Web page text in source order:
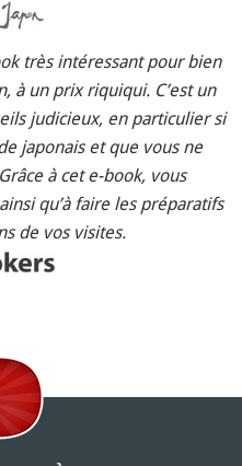
très intéressant pour bien
à un prix riquiqui. C’est un
judicieux, en particulier si
japonais et que vous ne
à cet e-book, vous
qu’à faire les préparatifs
de vos visites.